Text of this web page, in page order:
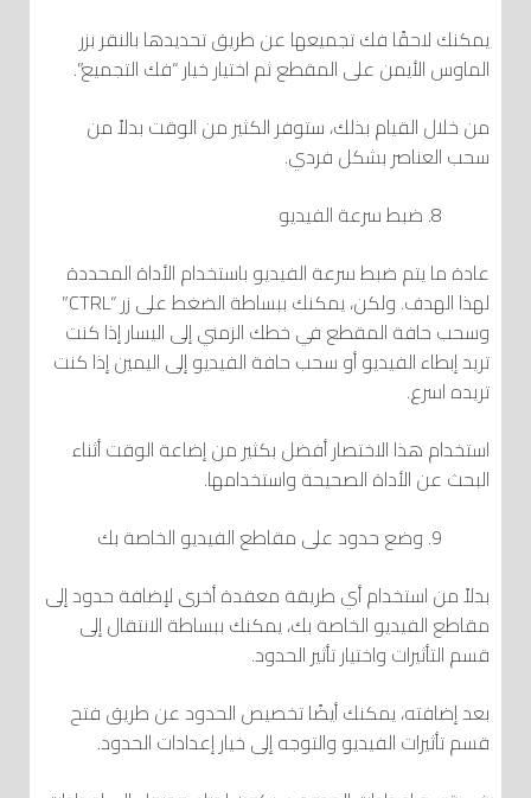
يمكنك لاحقًا فك تجميعها عن طريق تحديدها بالنقر بزر
الماوس الأيمن على المقطع ثم اختيار خيار “فك التجميع”.
من خلال القيام بذلك، ستوفر الكثير من الوقت بدلاً من
سحب العناصر بشكل فردي.
ضبط سرعة الفيديو
عادة ما يتم ضبط سرعة الفيديو باستخدام الأداة المحددة
لهذا الهدف. ولكن، يمكنك ببساطة الضغط على زر “CTRL”
وسحب حافة المقطع في خطك الزمني إلى اليسار إذا كنت
تريد إبطاء الفيديو أو سحب حافة الفيديو إلى اليمين إذا كنت
تريده اسرع.
استخدام هذا الاختصار أفضل بكثير من إضاعة الوقت أثناء
البحث عن الأداة الصحيحة واستخدامها.
وضع حدود على مقاطع الفيديو الخاصة بك
بدلاً من استخدام أي طريقة معقدة أخرى لإضافة حدود إلى
مقاطع الفيديو الخاصة بك، يمكنك ببساطة الانتقال إلى
قسم التأثيرات واختيار تأثير الحدود.
بعد إضافته، يمكنك أيضًا تخصيص الحدود عن طريق فتح
قسم تأثيرات الفيديو والتوجه إلى خيار إعدادات الحدود.